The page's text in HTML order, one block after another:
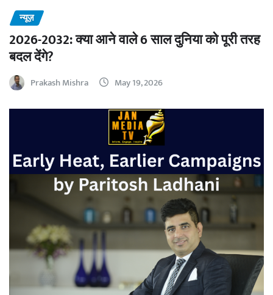
न्यूज़
2026-2032: क्या आने वाले 6 साल दुनिया को पूरी तरह
बदल देंगे?
Prakash Mishra May 19, 2026